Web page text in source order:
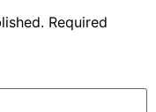
Required